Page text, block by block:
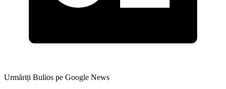
Urmăriți Bulios pe Google News